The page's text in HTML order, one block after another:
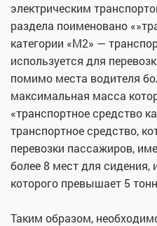
электрическим
раздела поименовано
категории «M2» —
используется для
помимо места водителя
максимальная масса
«транспортное средство
транспортное средство,
перевозки пассажиров,
более 8 мест для
которого превышает 5
Таким образом,